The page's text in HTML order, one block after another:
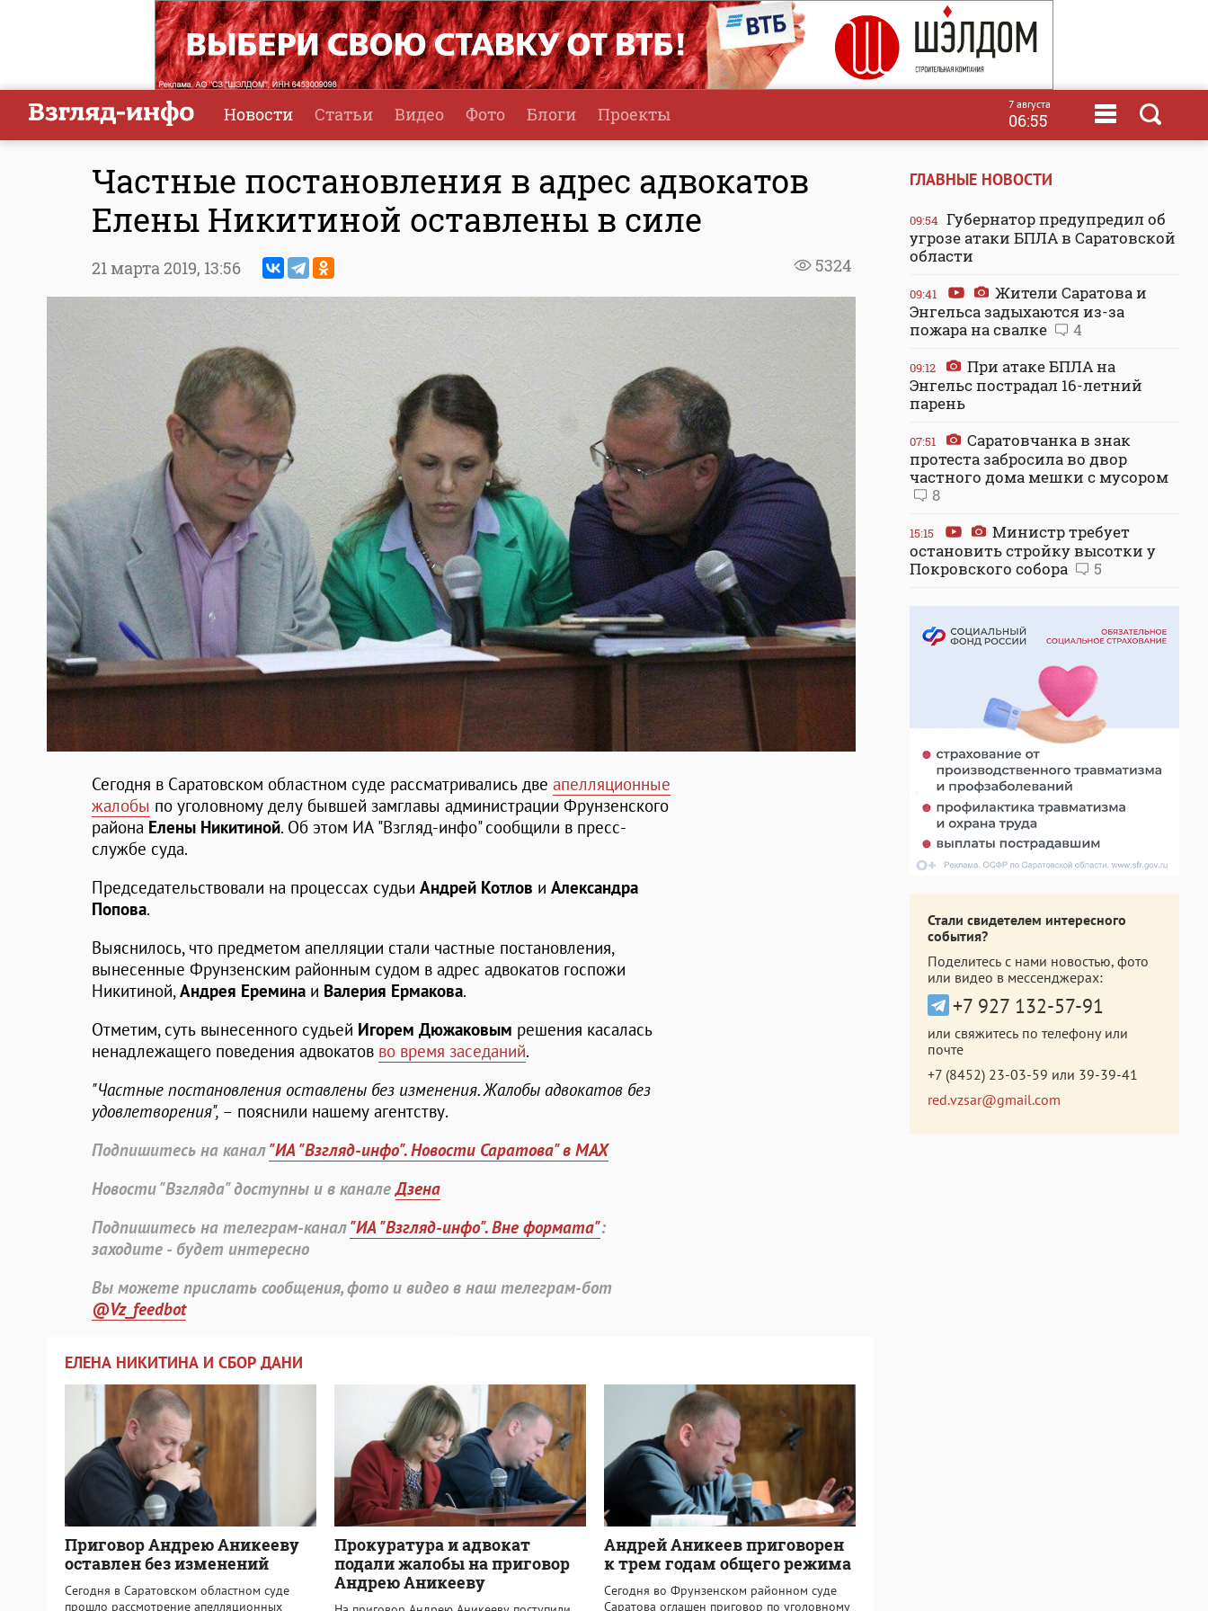
Новости Статьи Видео Фото Блоги Проекты 7 августа
06:55
Частные постановления в адрес адвокатов
Елены Никитиной оставлены в силе
5324
21 марта 2019, 13:56
Сегодня в Саратовском областном суде рассматривались две апелляционные
жалобы по уголовному делу бывшей замглавы администрации Фрунзенского
района Елены Никитиной. Об этом ИА "Взгляд-инфо" сообщили в пресс-
службе суда.
Председательствовали на процессах судьи Андрей Котлов и Александра
Попова.
Выяснилось, что предметом апелляции стали частные постановления,
вынесенные Фрунзенским районным судом в адрес адвокатов госпожи
Никитиной,Андрея Еремина и Валерия Ермакова.
Отметим, суть вынесенного судьей Игорем Дюжаковым решения касалась
ненадлежащего поведения адвокатов во время заседаний.
"Частные постановления оставлены без изменения. Жалобы адвокатов без
удовлетворения", – пояснили нашему агентству.
Подпишитесь на канал"ИА "Взгляд-инфо". Новости Саратова" в MAX
Новости "Взгляда" доступны и в каналеДзена
Подпишитесь на телеграм-канал"ИА "Взгляд-инфо". Вне формата":
заходите - будет интересно
Вы можете прислать сообщения, фото и видео в наш телеграм-бот
@Vz_feedbot
ЕЛЕНА НИКИТИНА И СБОР ДАНИ
Приговор Андрею Аникееву
оставлен без изменений
Сегодня в Саратовском областном суде
прошло рассмотрение апелляционных
Прокуратура и адвокат
подали жалобы на приговор
Андрею Аникееву
Андрей Аникеев приговорен
к трем годам общего режима
Сегодня во Фрунзенском районном суде
Саратова оглашен приговор по уголовному
ГЛАВНЫЕ НОВОСТИ
09:54 Губернатор предупредил об
угрозе атаки БПЛА в Саратовской
области
09:41
Жители Саратова и
Энгельса задыхаются из-за
пожара на свалке
4
09:12
При атаке БПЛА на
Энгельс пострадал 16-летний
парень
07:51
Саратовчанка в знак
протеста забросила во двор
частного дома мешки с мусором
8
15:15
Министр требует
остановить стройку высотки у
Покровского собора
5
Стали свидетелем интересного
события?
Поделитесь с нами новостью, фото
или видео в мессенджерах:
+7 927 132-57-91
или свяжитесь по телефону или
почте
+7 (8452) 23-03-59 или 39-39-41
red.vzsar@gmail.com